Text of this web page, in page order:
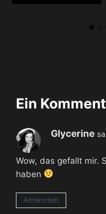
Ein
Glycerine
Wow, das gefallt mir.
haben
Antworten